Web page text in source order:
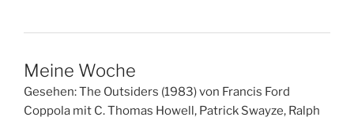
Meine Woche
Gesehen: The Outsiders (1983) von Francis Ford
Coppola mit C. Thomas Howell, Patrick Swayze, Ralph